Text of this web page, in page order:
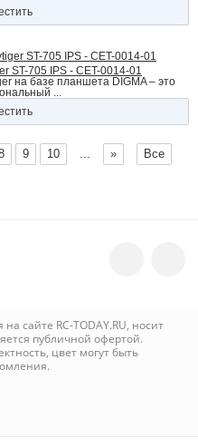
ST-705 IPS - CET-0014-01
на базе планшета DIGMA – это
...
9 10 ... » Все
сайте RC-TODAY.RU, носит
публичной офертой.
цвет могут быть